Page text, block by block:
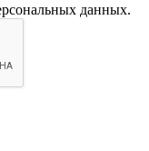
данных.